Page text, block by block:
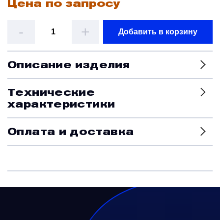
Цена по запросу
- + Добавить в корзину
Описание изделия
Технические
характеристики
Оплата и доставка
Краны и клапаны
Наземное вспомогательное оборудование